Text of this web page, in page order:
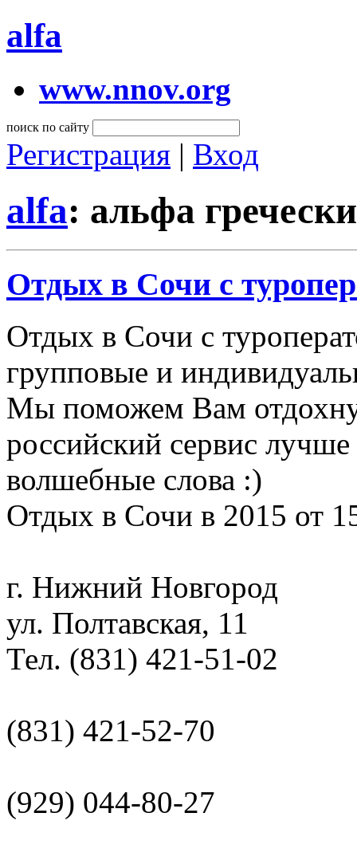
alfa
www.nnov.org
поиск по сайту
Регистрация | Вход
alfa: альфа
Отдых в Сочи с
Отдых в Сочи с
групповые и
Мы поможем Вам
российский сервис
волшебные слова :)
Отдых в Сочи в 2015 от
г. Нижний Новгород
ул. Полтавская, 11
Тел. (831) 421-51-02
(831) 421-52-70
(929) 044-80-27